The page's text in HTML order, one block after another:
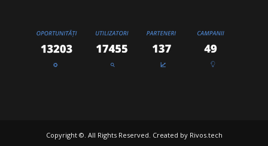
Copyright ©. All Rights Reserved. Created by Rivos.tech